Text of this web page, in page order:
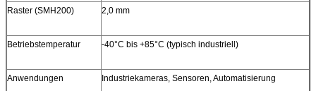
Raster (SMH200) 2,0 mm
Betriebstemperatur -40°C bis +85°C (typisch industriell)
Anwendungen Industriekameras, Sensoren, Automatisierung